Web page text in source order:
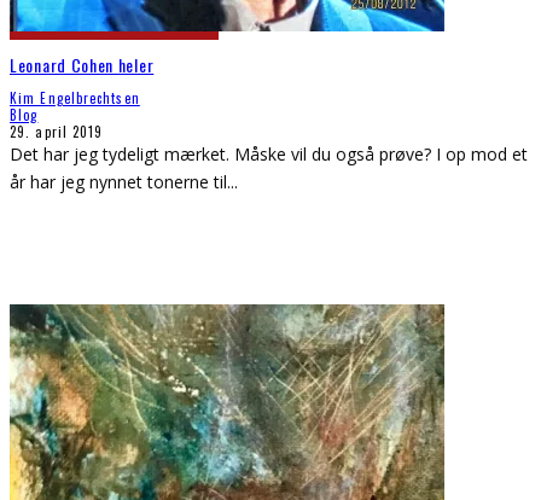
Leonard Cohen heler
Kim Engelbrechtsen
Blog
29. april 2019
Det har jeg tydeligt mærket. Måske vil du også prøve? I op mod et
år har jeg nynnet tonerne til...